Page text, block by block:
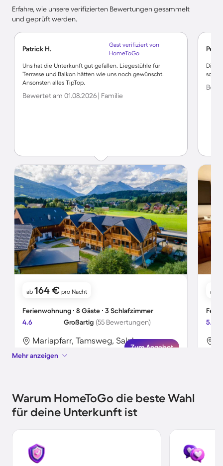
Erfahre, wie unsere verifizierten Bewertungen gesammelt
und geprüft werden.
Patrick H.
Gast verifiziert von
HomeToGo
Uns hat die Unterkunft gut gefallen. Liegestühle für
Terrasse und Balkon hätten wie uns noch gewünscht.
Ansonsten alles TipTop.
Bewertet am 01.08.2026 | Familie
ab 164 € pro Nacht
Ferienwohnung ∙ 8 Gäste ∙ 3 Schlafzimmer
4.6
Großartig (55 Bewertungen)
Mariapfarr, Tamsweg, Salzburg
Zum Angebot
Die
ab
5.0
Mehr anzeigen
Warum HomeToGo die beste Wahl
für deine Unterkunft ist